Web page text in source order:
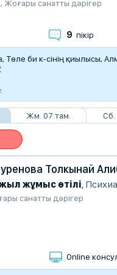
, Жоғары санатты дәрігер
9 пікір
Төле би к-сінің қиылысы,
Жм. 07 там. Сб.
Толкынай
жұмыс өтілі,
санатты дәрігер
Online